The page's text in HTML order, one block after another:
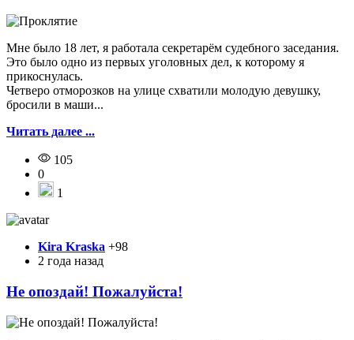
Мне было 18 лет, я работала секретарём судебного заседания.
Это было одно из первых уголовных дел, к которому я
прикоснулась.
Четверо отморозков на улице схватили молодую девушку,
бросили в маши...
Читать далее ...
105
0
1
Kira Kraska +98
2 года назад
Не опоздай! Пожалуйста!